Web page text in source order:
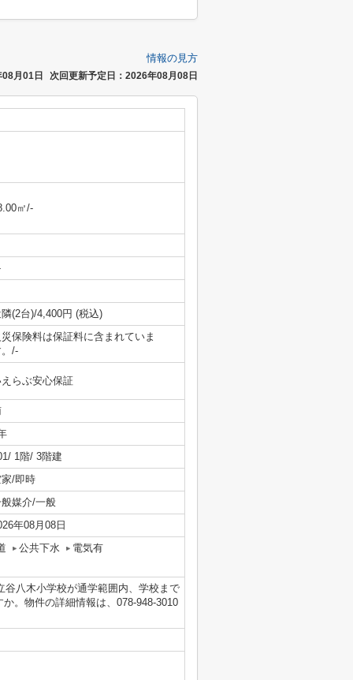
情報の見方
月01日 次回更新予定日：2026年08月08日
㎡/-
(2台)/4,400円 (税込)
保険料は保証料に含まれていま
/-
らぶ安心保証
1階/ 3階建
/即時
媒介/一般
年08月08日
公共下水 電気有
八木小学校が通学範囲内、学校まで
。物件の詳細情報は、078-948-3010